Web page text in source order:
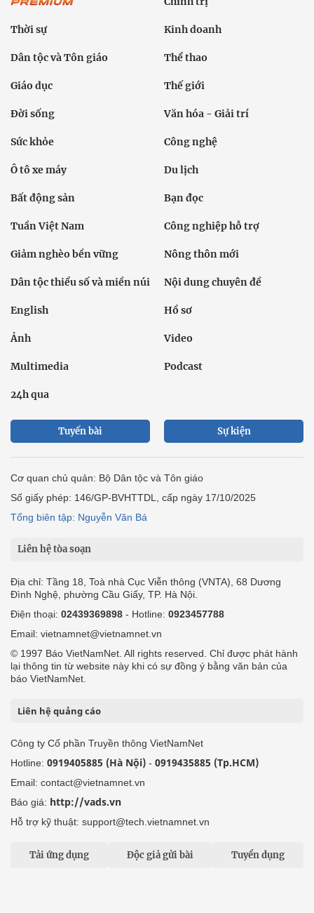
Thời sự Kinh doanh
Dân tộc và Tôn giáo Thể thao
Giáo dục Thế giới
Đời sống Văn hóa - Giải trí
Sức khỏe Công nghệ
Ô tô xe máy Du lịch
Bất động sản Bạn đọc
Tuần Việt Nam Công nghiệp hỗ trợ
Giảm nghèo bền vững Nông thôn mới
Dân tộc thiểu số và miền núi Nội dung chuyên đề
English Hồ sơ
Ảnh Video
Multimedia Podcast
24h qua
Tuyến bài Sự kiện
Cơ quan chủ quản: Bộ Dân tộc và Tôn giáo
Số giấy phép: 146/GP-BVHTTDL, cấp ngày 17/10/2025
Tổng biên tập: Nguyễn Văn Bá
Liên hệ tòa soạn
Địa chỉ: Tầng 18, Toà nhà Cục Viễn thông (VNTA), 68 Dương
Đình Nghệ, phường Cầu Giấy, TP. Hà Nội.
Điện thoại: 02439369898 - Hotline: 0923457788
Email: vietnamnet@vietnamnet.vn
© 1997 Báo VietNamNet. All rights reserved. Chỉ được phát hành
lại thông tin từ website này khi có sự đồng ý bằng văn bản của
báo VietNamNet.
Liên hệ quảng cáo
Công ty Cổ phần Truyền thông VietNamNet
Hotline: 0919405885 (Hà Nội) - 0919435885 (Tp.HCM)
Email: contact@vietnamnet.vn
Báo giá: http://vads.vn
Hỗ trợ kỹ thuật: support@tech.vietnamnet.vn
Tải ứng dụng Độc giả gửi bài Tuyển dụng